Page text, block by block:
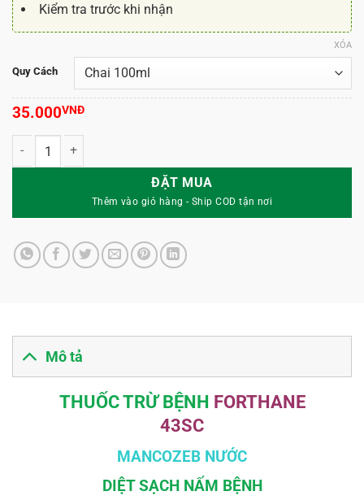
Kiểm tra trước khi nhận
Quy Cách
XÓA
35.000VNĐ
Thuốc Trừ Bệnh Forthane 43SC - Mancozeb Nước số lượng
ĐẶT MUA
Mô tả
THUỐC TRỪ BỆNH FORTHANE
43SC
MANCOZEB NƯỚC
DIỆT SẠCH NẤM BỆNH